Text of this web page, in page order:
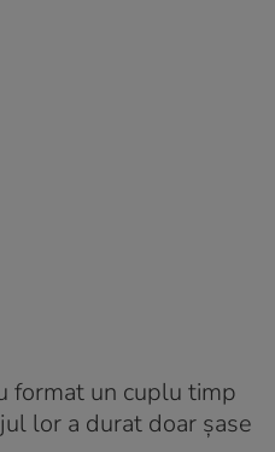
format un cuplu timp
lor a durat doar șase